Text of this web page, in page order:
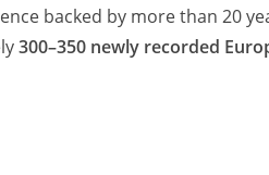
Unternehmen und ihre
transformative Veränderungen
backed by more than 20
300–350 newly recorded